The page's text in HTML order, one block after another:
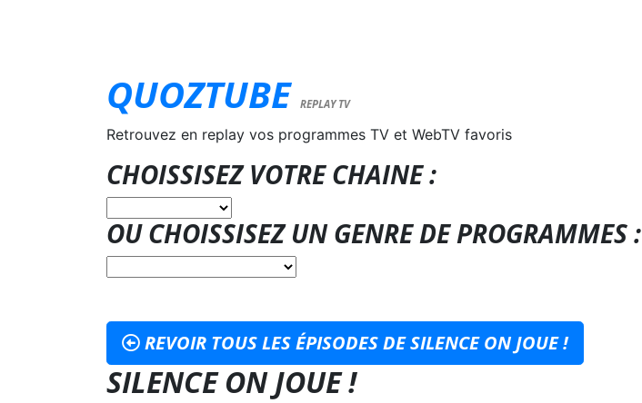
QUOZTUBE REPLAY TV
Retrouvez en replay vos programmes TV et WebTV favoris
CHOISSISEZ VOTRE CHAINE :
OU CHOISSISEZ UN GENRE DE PROGRAMMES :
REVOIR TOUS LES ÉPISODES DE SILENCE ON JOUE !
SILENCE ON JOUE !